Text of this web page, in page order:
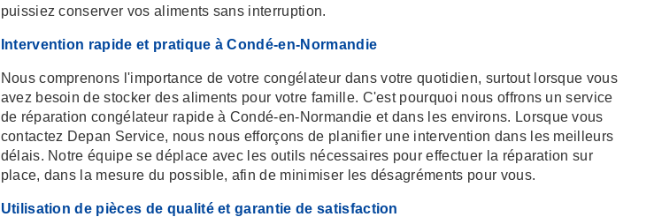
puissiez conserver vos aliments sans interruption.
Intervention rapide et pratique à Condé-en-Normandie
Nous comprenons l'importance de votre congélateur dans votre quotidien, surtout lorsque vous
avez besoin de stocker des aliments pour votre famille. C'est pourquoi nous offrons un service
de réparation congélateur rapide à Condé-en-Normandie et dans les environs. Lorsque vous
contactez Depan Service, nous nous efforçons de planifier une intervention dans les meilleurs
délais. Notre équipe se déplace avec les outils nécessaires pour effectuer la réparation sur
place, dans la mesure du possible, afin de minimiser les désagréments pour vous.
Utilisation de pièces de qualité et garantie de satisfaction